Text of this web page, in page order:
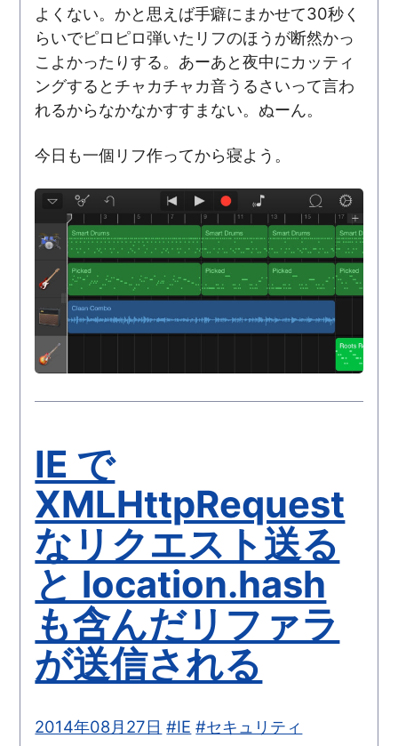
よくない。かと思えば手癖にまかせて30秒く
らいでピロピロ弾いたリフのほうが断然かっ
こよかったりする。あーあと夜中にカッティ
ングするとチャカチャカ音うるさいって言わ
れるからなかなかすすまない。ぬーん。
今日も一個リフ作ってから寝よう。
IE で
XMLHttpRequest
なリクエスト送る
と location.hash
も含んだリファラ
が送信される
2014年08月27日 #IE #セキュリティ